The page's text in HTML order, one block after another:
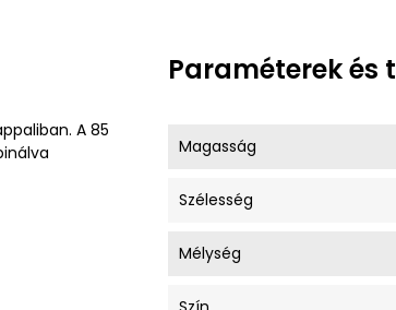
A 85
Paraméterek
Magasság
Szélesség
Mélység